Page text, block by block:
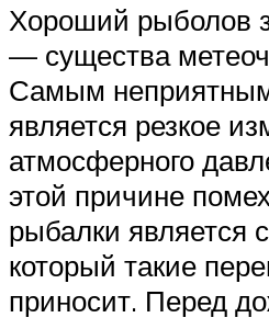
Хороший рыболов
— существа
Самым
является резкое
атмосферного
этой причине
рыбалки является
который такие
приносит. Перед